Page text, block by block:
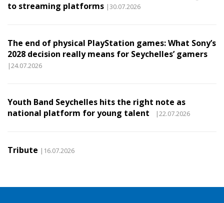
to streaming platforms |30.07.2026
The end of physical PlayStation games: What Sony’s
2028 decision really means for Seychelles’ gamers
|24.07.2026
Youth Band Seychelles hits the right note as
national platform for young talent
|22.07.2026
Tribute |16.07.2026